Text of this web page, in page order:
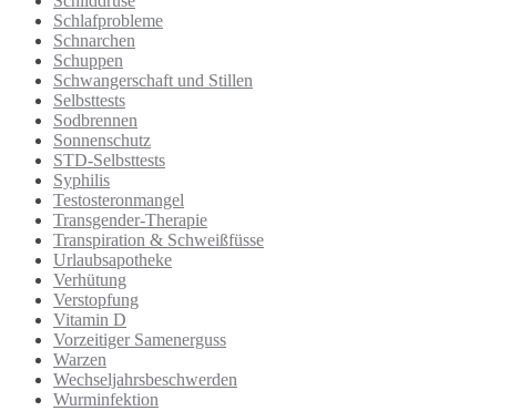
Schlafprobleme
Schnarchen
Schuppen
Schwangerschaft und Stillen
Selbsttests
Sodbrennen
Sonnenschutz
STD-Selbsttests
Syphilis
Testosteronmangel
Transgender-Therapie
Transpiration & Schweißfüsse
Urlaubsapotheke
Verhütung
Verstopfung
Vitamin D
Vorzeitiger Samenerguss
Warzen
Wechseljahrsbeschwerden
Wurminfektion